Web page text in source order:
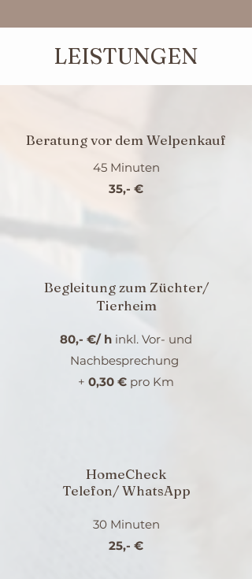
LEISTUNGEN
Beratung vor dem Welpenkauf
45 Minuten
35,- €
Begleitung zum Züchter/
Tierheim
80,- €/ h inkl. Vor- und
Nachbesprechung
+ 0,30 € pro Km
HomeCheck
Telefon/ WhatsApp
30 Minuten
25,- €